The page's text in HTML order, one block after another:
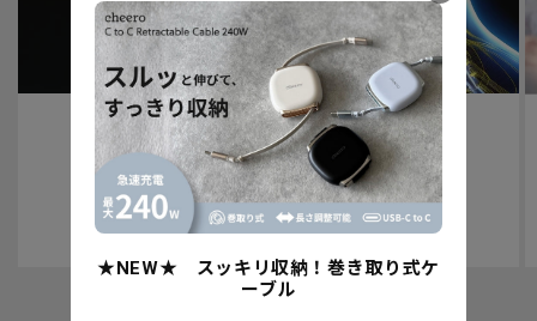
認知症予防への取り組みについて
★NEW★ スッキリ収納！巻き取り式ケ
ーブル